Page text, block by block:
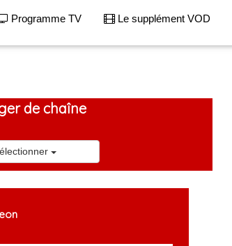
Programme TV Le supplément VOD
de chaîne